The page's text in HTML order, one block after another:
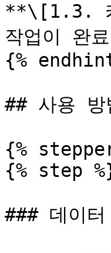
**\[1.3. 카
작업이 완
{%
## 사용 방
{%
{% step
### 데이